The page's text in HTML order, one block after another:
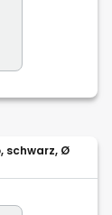
schwarz, Ø